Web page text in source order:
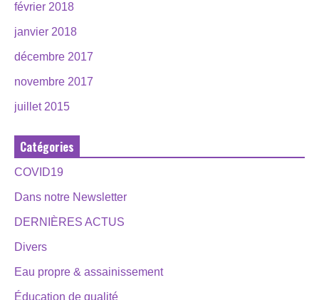
février 2018
janvier 2018
décembre 2017
novembre 2017
juillet 2015
Catégories
COVID19
Dans notre Newsletter
DERNIÈRES ACTUS
Divers
Eau propre & assainissement
Éducation de qualité